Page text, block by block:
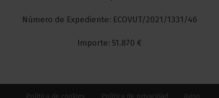
Número de Expediente: ECOVUT/2021/1331/46
Importe: 51.870 €
Politica de cookies Politica de privacidad Aviso